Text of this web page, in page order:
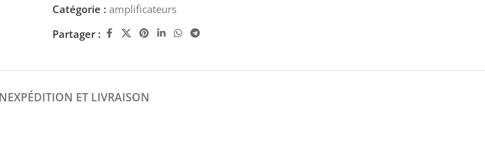
Catégorie : amplificateurs
Partager :
EXPÉDITION ET LIVRAISON